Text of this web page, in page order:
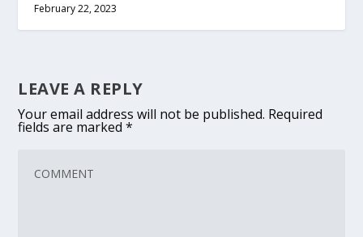
February 22, 2023
LEAVE A REPLY
Your email address will not be published. Required
fields are marked*